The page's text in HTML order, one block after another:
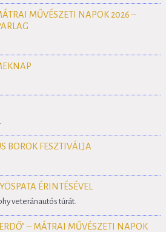
MŰVÉSZETI NAPOK 2026 –
BOROK FESZTIVÁLJA
ÉRINTÉSÉVEL
veteránautós túrát.
– MÁTRAI MŰVÉSZETI NAPOK